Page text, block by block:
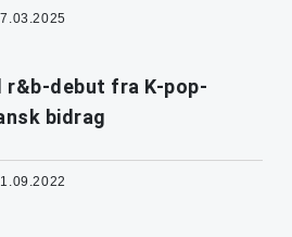
r&b-debut fra K-pop-
bidrag